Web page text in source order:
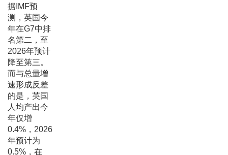
据IMF预
测，英国今
年在G7中排
名第二，至
2026年预计
降至第三。
而与总量增
速形成反差
的是，英国
人均产出今
年仅增
0.4%，2026
年预计为
0.5%，在